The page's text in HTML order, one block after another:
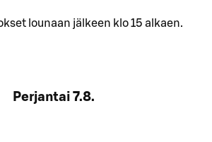
lounaan jälkeen klo 15 alkaen.
Perjantai 7.8.